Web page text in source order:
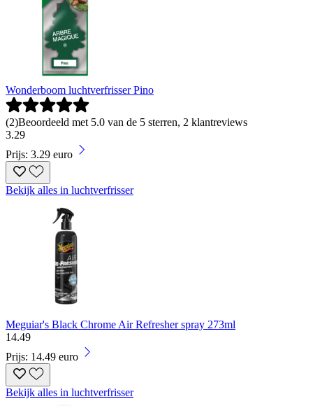
Wonderboom luchtverfrisser Pino
(2)Beoordeeld met 5.0 van de 5 sterren, 2 klantreviews
3.29
Prijs: 3.29 euro
Bekijk alles in luchtverfrisser
Meguiar's Black Chrome Air Refresher spray 273ml
14.49
Prijs: 14.49 euro
Bekijk alles in luchtverfrisser